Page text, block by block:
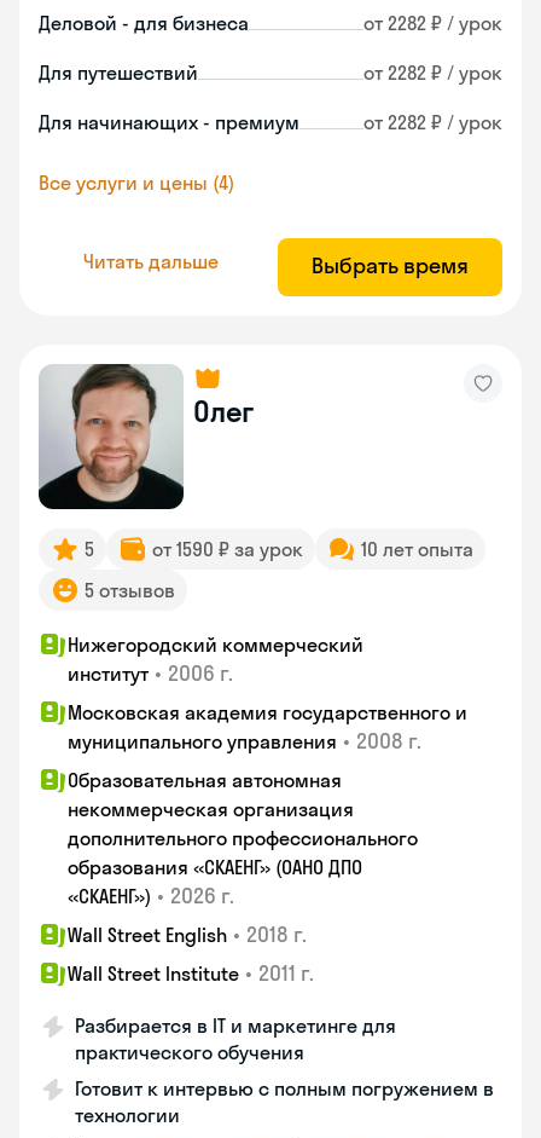
Деловой - для бизнеса от 2282 ₽ / урок
Для путешествий от 2282 ₽ / урок
Для начинающих - премиум от 2282 ₽ / урок
Все услуги и цены (4)
Читать дальше Выбрать время
Олег
5 от 1590 ₽ за урок
10 лет опыта
5 отзывов
Нижегородский коммерческий
институт • 2006 г.
Московская академия государственного и
муниципального управления • 2008 г.
Образовательная автономная
некоммерческая организация
дополнительного профессионального
образования «СКАЕНГ» (ОАНО ДПО
«СКАЕНГ») • 2026 г.
Wall Street English • 2018 г.
Wall Street Institute • 2011 г.
Разбирается в IT и маркетинге для
практического обучения
Готовит к интервью с полным погружением в
технологии